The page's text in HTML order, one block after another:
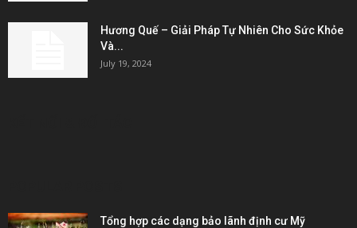
Hương Quế – Giải Pháp Tự Nhiên Cho Sức Khỏe
Và...
July 19, 2024
Tổng hợp các dạng bảo lãnh định cư Mỹ